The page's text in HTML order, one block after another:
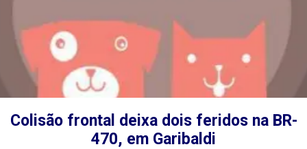
Colisão frontal deixa dois feridos na BR-
470, em Garibaldi